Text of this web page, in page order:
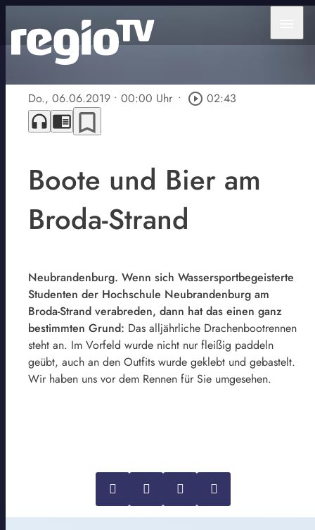
Do., 06.06.2019 • 00:00 Uhr • play_circle_outline 02:43
headphones chrome_reader_mode bookmark_border
Boote und Bier am
Broda-Strand
Neubrandenburg. Wenn sich Wassersportbegeisterte
Studenten der Hochschule Neubrandenburg am
Broda-Strand verabreden, dann hat das einen ganz
bestimmten Grund: Das alljährliche Drachenbootrennen
steht an. Im Vorfeld wurde nicht nur fleißig paddeln
geübt, auch an den Outfits wurde geklebt und gebastelt.
Wir haben uns vor dem Rennen für Sie umgesehen.